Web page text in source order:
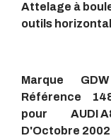
Attelage à
outils
Marque GDW
Référence
pour AUDI
D'Octobre